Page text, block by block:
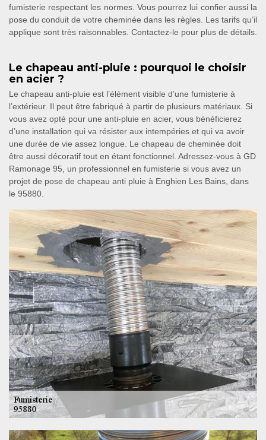
fumisterie respectant les normes. Vous pourrez lui confier aussi la
pose du conduit de votre cheminée dans les règles. Les tarifs qu’il
applique sont très raisonnables. Contactez-le pour plus de détails.
Le chapeau anti-pluie : pourquoi le choisir
en acier ?
Le chapeau anti-pluie est l’élément visible d’une fumisterie à
l’extérieur. Il peut être fabriqué à partir de plusieurs matériaux. Si
vous avez opté pour une anti-pluie en acier, vous bénéficierez
d’une installation qui va résister aux intempéries et qui va avoir
une durée de vie assez longue. Le chapeau de cheminée doit
être aussi décoratif tout en étant fonctionnel. Adressez-vous à GD
Ramonage 95, un professionnel en fumisterie si vous avez un
projet de pose de chapeau anti pluie à Enghien Les Bains, dans
le 95880.